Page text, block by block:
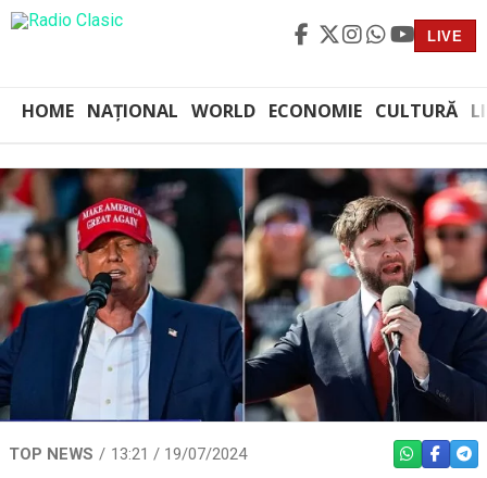
LIVE
HOME NAȚIONAL WORLD ECONOMIE CULTURĂ
TOP NEWS 13:21 / 19/07/2024 WHATSAPP